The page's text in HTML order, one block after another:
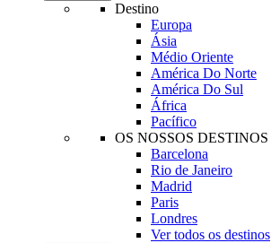
Destino
Europa
Ásia
Médio Oriente
América Do Norte
América Do Sul
África
Pacífico
OS NOSSOS
Barcelona
Rio de Janeiro
Madrid
Paris
Londres
Ver todos os destinos